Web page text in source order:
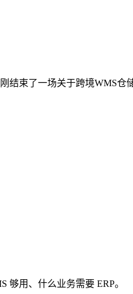
结束了一场关于跨境WMS仓
够用、什么业务需要 ERP。